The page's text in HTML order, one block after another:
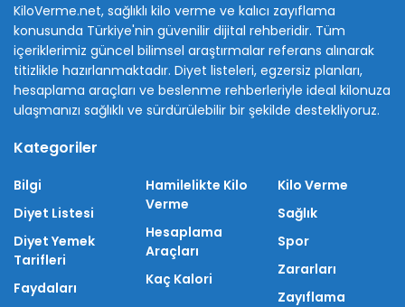
KiloVerme.net, sağlıklı kilo verme ve kalıcı zayıflama
konusunda Türkiye'nin güvenilir dijital rehberidir. Tüm
içeriklerimiz güncel bilimsel araştırmalar referans alınarak
titizlikle hazırlanmaktadır. Diyet listeleri, egzersiz planları,
hesaplama araçları ve beslenme rehberleriyle ideal kilonuza
ulaşmanızı sağlıklı ve sürdürülebilir bir şekilde destekliyoruz.
Kategoriler
Bilgi
Diyet Listesi
Diyet Yemek
Tarifleri
Faydaları
Hamilelikte Kilo
Verme
Hesaplama
Araçları
Kaç Kalori
Kilo Verme
Sağlık
Spor
Zararları
Zayıflama